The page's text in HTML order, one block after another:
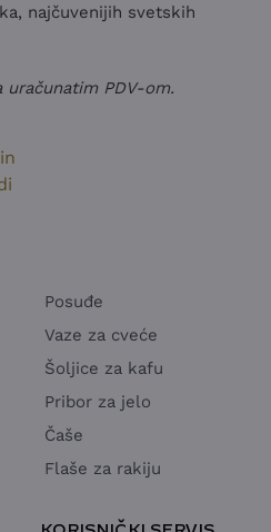
najčuvenijih svetskih
uračunatim PDV-om.
Posuđe
Vaze za cveće
Šoljice za kafu
Pribor za jelo
Čaše
Flaše za rakiju